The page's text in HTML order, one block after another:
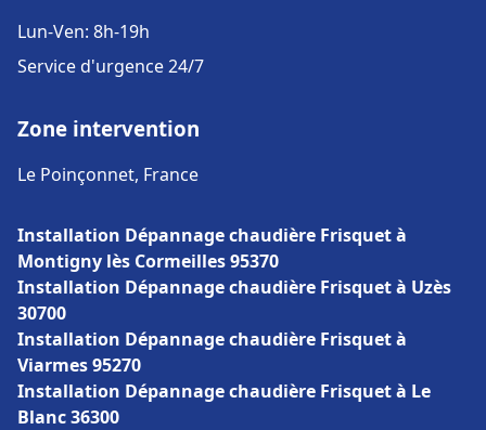
Lun-Ven: 8h-19h
Service d'urgence 24/7
Zone intervention
Le Poinçonnet, France
Installation Dépannage chaudière Frisquet à
Montigny lès Cormeilles 95370
Installation Dépannage chaudière Frisquet à Uzès
30700
Installation Dépannage chaudière Frisquet à
Viarmes 95270
Installation Dépannage chaudière Frisquet à Le
Blanc 36300